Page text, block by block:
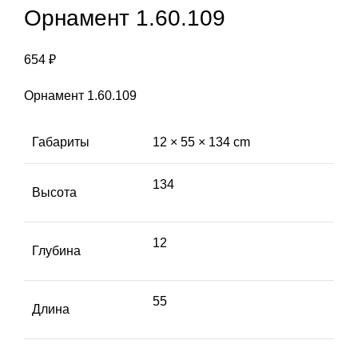
Орнамент 1.60.109
654 ₽
Орнамент 1.60.109
Габариты 12 × 55 × 134 cm
Высота
134
Глубина
12
Длина
55